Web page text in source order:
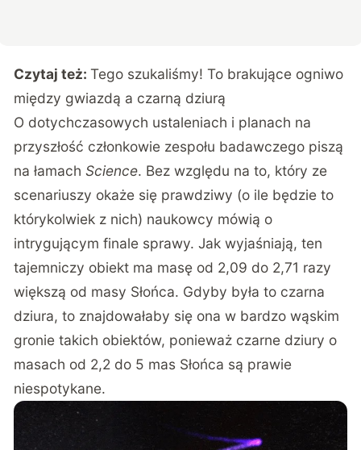
Czytaj też: Tego szukaliśmy! To brakujące ogniwo
między gwiazdą a czarną dziurą
O dotychczasowych ustaleniach i planach na
przyszłość członkowie zespołu badawczego piszą
na łamachScience. Bez względu na to, który ze
scenariuszy okaże się prawdziwy (o ile będzie to
którykolwiek z nich) naukowcy mówią o
intrygującym finale sprawy. Jak wyjaśniają, ten
tajemniczy obiekt ma masę od 2,09 do 2,71 razy
większą od masy Słońca. Gdyby była to czarna
dziura, to znajdowałaby się ona w bardzo wąskim
gronie takich obiektów, ponieważ czarne dziury o
masach od 2,2 do 5 mas Słońca są prawie
niespotykane.